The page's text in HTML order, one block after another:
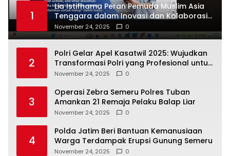
1
Lia Istifhama Peran Pemuda Muslim Asia
Tenggara dalam Inovasi dan Kolaborasi
Internasional
November 24, 2025 0
2
Polri Gelar Apel Kasatwil 2025: Wujudkan
Transformasi Polri yang Profesional untuk
Masyarakat
November 24, 2025 0
3
Operasi Zebra Semeru Polres Tuban
Amankan 21 Remaja Pelaku Balap Liar
November 24, 2025 0
4
Polda Jatim Beri Bantuan Kemanusiaan
Warga Terdampak Erupsi Gunung Semeru
November 24, 2025 0